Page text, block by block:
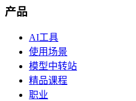
产品
AI工具
使用场景
模型中转站
精品课程
职业